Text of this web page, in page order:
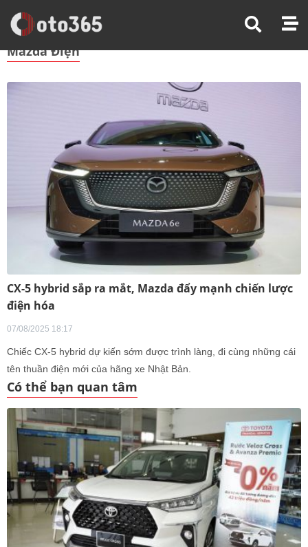
Trang Chủ Mazda Điện
Mazda Điện
CX-5 hybrid sắp ra mắt, Mazda đẩy mạnh chiến lược
điện hóa
07/08/2025 18:17
Chiếc CX-5 hybrid dự kiến sớm được trình làng, đi cùng những cái
tên thuần điện mới của hãng xe Nhật Bản.
Có thể bạn quan tâm